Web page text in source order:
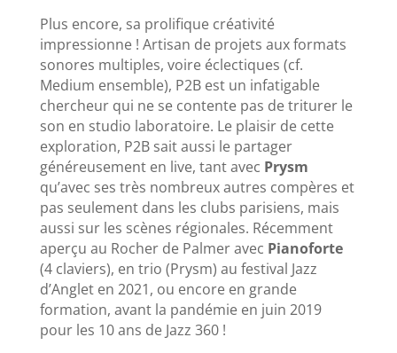
Plus encore, sa prolifique créativité
impressionne ! Artisan de projets aux formats
sonores multiples, voire éclectiques (cf.
Medium ensemble), P2B est un infatigable
chercheur qui ne se contente pas de triturer le
son en studio laboratoire. Le plaisir de cette
exploration, P2B sait aussi le partager
généreusement en live, tant avec Prysm
qu’avec ses très nombreux autres compères et
pas seulement dans les clubs parisiens, mais
aussi sur les scènes régionales. Récemment
aperçu au Rocher de Palmer avec Pianoforte
(4 claviers), en trio (Prysm) au festival Jazz
d’Anglet en 2021, ou encore en grande
formation, avant la pandémie en juin 2019
pour les 10 ans de Jazz 360 !